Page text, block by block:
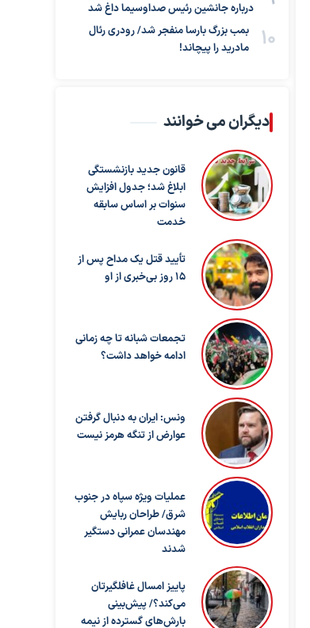
درباره جانشین رئیس صداوسیما داغ شد
بمب بزرگ بارسا منفجر شد/ رودری رئال
مادرید را پیچاند!
دیگران می خوانند
قانون جدید بازنشستگی
ابلاغ شد؛ جدول افزایش
سنوات بر اساس سابقه
خدمت
تأیید قتل یک مداح پس از
۱۵ روز بی‌خبری از او
تجمعات شبانه تا چه زمانی
ادامه خواهد داشت؟
ونس: ایران به دنبال گرفتن
عوارض از تنگه هرمز نیست
عملیات ویژه سپاه در جنوب
شرق/ طراحان ربایش
مهندسان عمرانی دستگیر
شدند
پاییز امسال غافلگیرتان
می‌کند؟/ پیش‌بینی
بارش‌های گسترده از نیمه